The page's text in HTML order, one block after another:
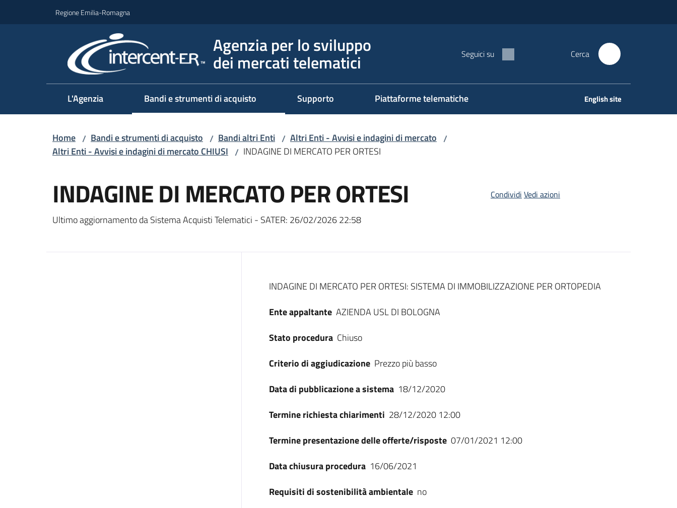
Regione Emilia-Romagna
Agenzia per lo sviluppo
dei mercati telematici Seguici su Cerca
L'Agenzia Bandi e strumenti di acquisto Supporto Piattaforme telematiche English site
Home / Bandi e strumenti di acquisto / Bandi altri Enti / Altri Enti - Avvisi e indagini di mercato /
Altri Enti - Avvisi e indagini di mercato CHIUSI / INDAGINE DI MERCATO PER ORTESI
INDAGINE DI MERCATO PER ORTESI
Ultimo aggiornamento da Sistema Acquisti Telematici - SATER: 26/02/2026 22:58
Condividi Vedi azioni
Dati del bando
INDAGINE DI MERCATO PER ORTESI: SISTEMA DI IMMOBILIZZAZIONE PER ORTOPEDIA
Ente appaltante AZIENDA USL DI BOLOGNA
Stato procedura Chiuso
Criterio di aggiudicazione Prezzo più basso
Data di pubblicazione a sistema 18/12/2020
Termine richiesta chiarimenti 28/12/2020 12:00
Termine presentazione delle offerte/risposte 07/01/2021 12:00
Data chiusura procedura 16/06/2021
Requisiti di sostenibilità ambientale no